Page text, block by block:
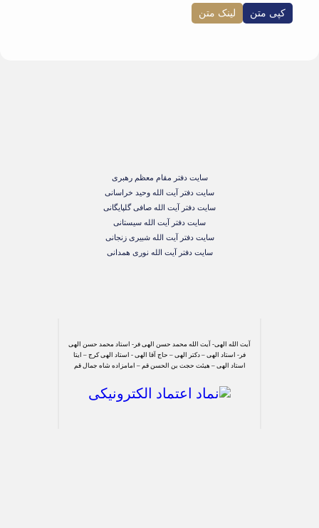
کپی متن لینک متن
سایت دفتر مقام معظم رهبری
سایت دفتر آیت الله وحید خراسانی
سایت دفتر آیت الله صافی گلپایگانی
سایت دفتر آیت الله سیستانی
سایت دفتر آیت الله شبیری زنجانی
سایت دفتر آیت الله نوری همدانی
آیت الله الهی- آیت الله محمد حسن الهی فر- استاد محمد حسن الهی
فر- استاد الهی – دکتر الهی – حاج آقا الهی - استاد الهی کرج – ایتا
استاد الهی – هیئت حجت بن الحسن قم – امامزاده شاه جمال قم